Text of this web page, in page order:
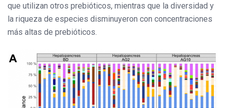
que utilizan otros prebióticos, mientras que la diversidad y
la riqueza de especies disminuyeron con concentraciones
más altas de prebióticos.